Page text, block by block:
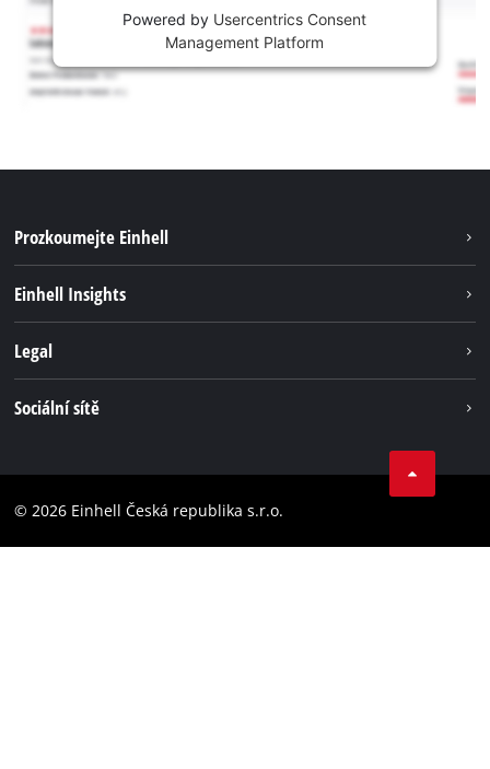
Powered by Usercentrics Consent
Management Platform
Prozkoumejte Einhell
Systém akumulátorů
Einhell Insights
Legal
Prohlášení o přístupnosti
Sociální sítě
Instagram
© 2026 Einhell Česká republika s.r.o.